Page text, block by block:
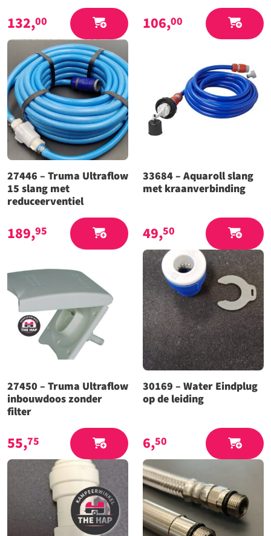
132,00 106,00
27446 – Truma Ultraflow
15 slang met
reduceerventiel
189,95
33684 – Aquaroll slang
met kraanverbinding
49,50
27450 – Truma Ultraflow
inbouwdoos zonder
filter
55,75
30169 – Water Eindplug
op de leiding
6,50